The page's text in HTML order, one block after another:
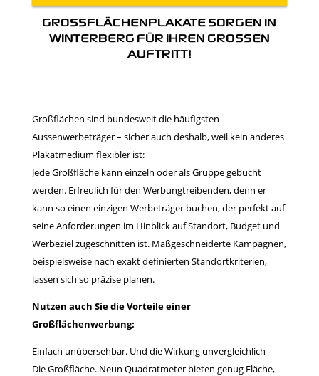
GROSSFLÄCHENPLAKATE SORGEN IN W
INTERBERG FÜR IHREN GROSSEN AU
FTRITT!
Großflächen sind bundesweit die häufigsten
Aussenwerbeträger – sicher auch deshalb, weil kein anderes
Plakatmedium flexibler ist:
Jede Großfläche kann einzeln oder als Gruppe gebucht
werden. Erfreulich für den Werbungtreibenden, denn er
kann so einen einzigen Werbeträger buchen, der perfekt auf
seine Anforderungen im Hinblick auf Standort, Budget und
Werbeziel zugeschnitten ist. Maßgeschneiderte Kampagnen,
beispielsweise nach exakt definierten Standortkriterien,
lassen sich so präzise planen.
Nutzen auch Sie die Vorteile einer
Großflächenwerbung:
Einfach unübersehbar. Und die Wirkung unvergleichlich –
Die Großfläche. Neun Quadratmeter bieten genug Fläche,